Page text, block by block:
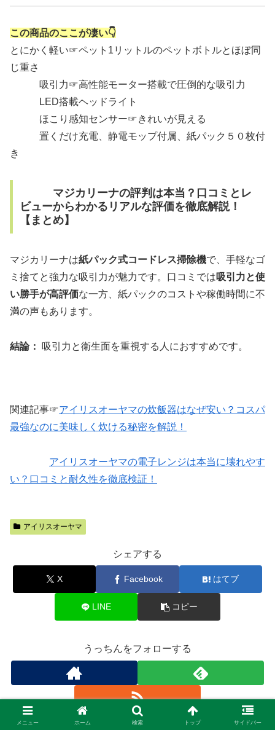
この商品のここが凄い👇
とにかく軽い☞ペット1リットルのペットボトルとほぼ同
じ重さ
吸引力☞高性能モーター搭載で圧倒的な吸引力
LED搭載ヘッドライト
ほこり感知センサー☞きれいが見える
置くだけ充電、静電モップ付属、紙パック５０枚付
き
マジカリーナの評判は本当？口コミとレ
ビューからわかるリアルな評価を徹底解説！
【まとめ】
マジカリーナは紙パック式コードレス掃除機で、手軽なゴ
ミ捨てと強力な吸引力が魅力です。口コミでは吸引力と使
い勝手が高評価な一方、紙パックのコストや稼働時間に不
満の声もあります。
結論： 吸引力と衛生面を重視する人におすすめです。
関連記事☞アイリスオーヤマの炊飯器はなぜ安い？コスパ
最強なのに美味しく炊ける秘密を解説！
アイリスオーヤマの電子レンジは本当に壊れやす
い？口コミと耐久性を徹底検証！
アイリスオーヤマ
シェアする
X Facebook はてブ
LINE コピー
うっちんをフォローする
メニュー ホーム 検索 トップ サイドバー